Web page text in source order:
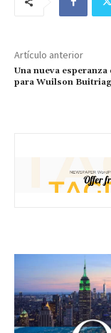
Artículo anterior
Una nueva esperanza
para Wuilson